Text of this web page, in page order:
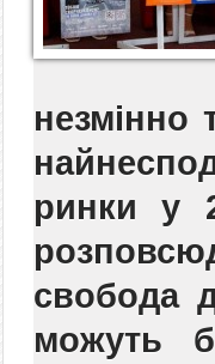
незмінно
ринки у
свобода
можуть